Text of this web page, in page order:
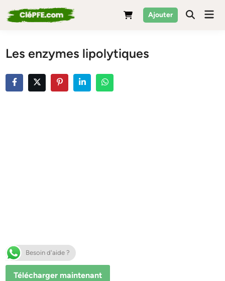
to
Ajouter
Les enzymes lipolytiques
Besoin d'aide ?
Télécharger maintenant